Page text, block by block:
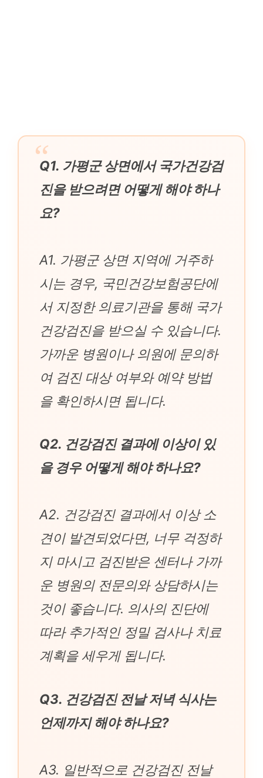
Q1. 가평군 상면에서 국가건강검
진을 받으려면 어떻게 해야 하나
요?
A1. 가평군 상면 지역에 거주하
시는 경우, 국민건강보험공단에
서 지정한 의료기관을 통해 국가
건강검진을 받으실 수 있습니다.
가까운 병원이나 의원에 문의하
여 검진 대상 여부와 예약 방법
을 확인하시면 됩니다.
Q2. 건강검진 결과에 이상이 있
을 경우 어떻게 해야 하나요?
A2. 건강검진 결과에서 이상 소
견이 발견되었다면, 너무 걱정하
지 마시고 검진받은 센터나 가까
운 병원의 전문의와 상담하시는
것이 좋습니다. 의사의 진단에
따라 추가적인 정밀 검사나 치료
계획을 세우게 됩니다.
Q3. 건강검진 전날 저녁 식사는
언제까지 해야 하나요?
A3. 일반적으로 건강검진 전날